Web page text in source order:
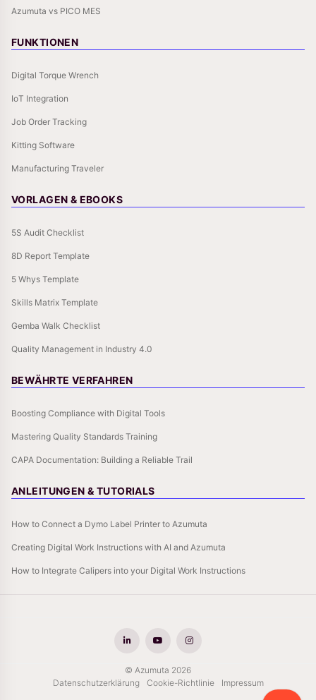
Azumuta vs PICO MES
FUNKTIONEN
Digital Torque Wrench
IoT Integration
Job Order Tracking
Kitting Software
Manufacturing Traveler
VORLAGEN & EBOOKS
5S Audit Checklist
8D Report Template
5 Whys Template
Skills Matrix Template
Gemba Walk Checklist
Quality Management in Industry 4.0
BEWÄHRTE VERFAHREN
Boosting Compliance with Digital Tools
Mastering Quality Standards Training
CAPA Documentation: Building a Reliable Trail
ANLEITUNGEN & TUTORIALS
How to Connect a Dymo Label Printer to Azumuta
Creating Digital Work Instructions with AI and Azumuta
How to Integrate Calipers into your Digital Work Instructions
© Azumuta 2026
Datenschutzerklärung
Cookie-Richtlinie Impressum